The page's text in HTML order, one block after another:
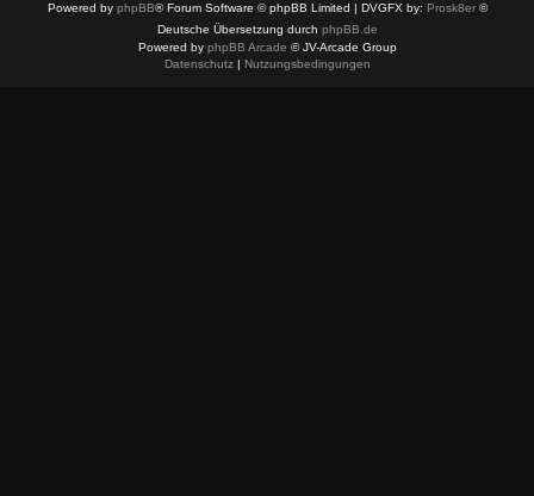
Powered by phpBB® Forum Software © phpBB Limited | DVGFX by: Prosk8er©
Deutsche Übersetzung durch phpBB.de
Powered by phpBB Arcade © JV-Arcade Group
Datenschutz| Nutzungsbedingungen